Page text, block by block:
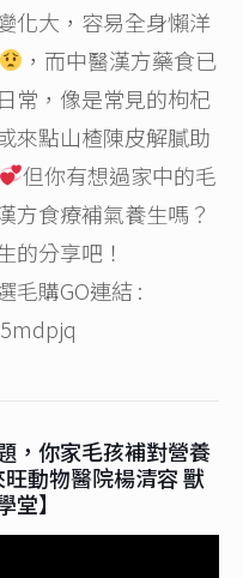
化大，容易全身懶洋
，而中醫漢方藥食已
常，像是常見的枸杞
來點山楂陳皮解膩助
但你有想過家中的毛
方食療補氣養生嗎？
的分享吧！
毛購GO連結 :
，你家毛孩補對營養
動物醫院楊清容 獸
】